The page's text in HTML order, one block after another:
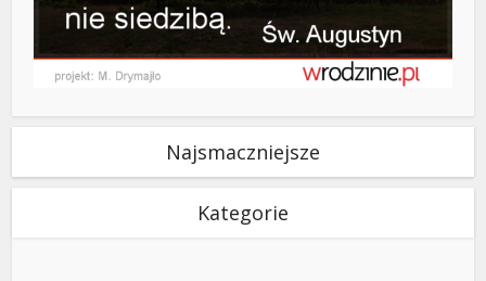
Najsmaczniejsze
Kategorie